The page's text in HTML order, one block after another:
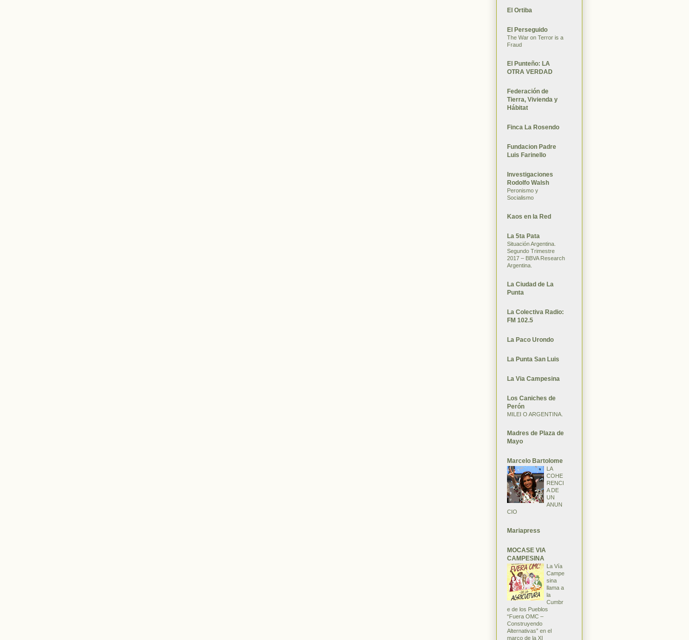
El Ortiba
El Perseguido
The War on Terror is a
Fraud
El Punteño: LA
OTRA VERDAD
Federación de
Tierra, Vivienda y
Hábitat
Finca La Rosendo
Fundacion Padre
Luis Farinello
Investigaciones
Rodolfo Walsh
Peronismo y
Socialismo
Kaos en la Red
La 5ta Pata
Situación Argentina.
Segundo Trimestre
2017 – BBVA Research
Argentina.
La Ciudad de La
Punta
La Colectiva Radio:
FM 102.5
La Paco Urondo
La Punta San Luis
La Via Campesina
Los Caniches de
Perón
MILEI O ARGENTINA.
Madres de Plaza de
Mayo
Marcelo Bartolome
LA
COHE
RENCI
A DE
UN
ANUN
CIO
Mariapress
MOCASE VIA
CAMPESINA
La Vía
Campe
sina
llama a
la
Cumbr
e de los Pueblos
“Fuera OMC –
Construyendo
Alternativas” en el
marco de la XI